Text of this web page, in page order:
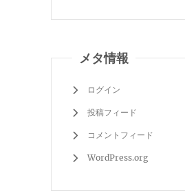
メタ情報
ログイン
投稿フィード
コメントフィード
WordPress.org